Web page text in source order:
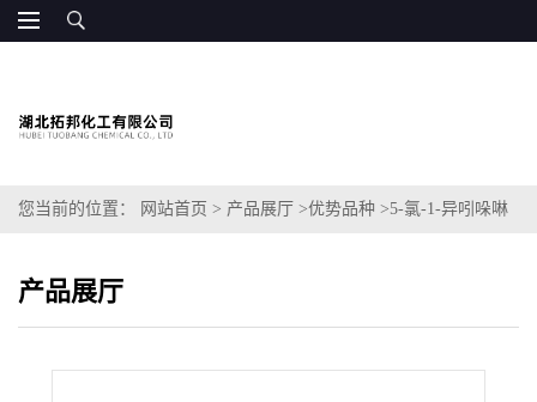
您当前的位置： 网站首页 > 产品展厅 >优势品种 >5-氯-1-异吲哚啉
产品展厅